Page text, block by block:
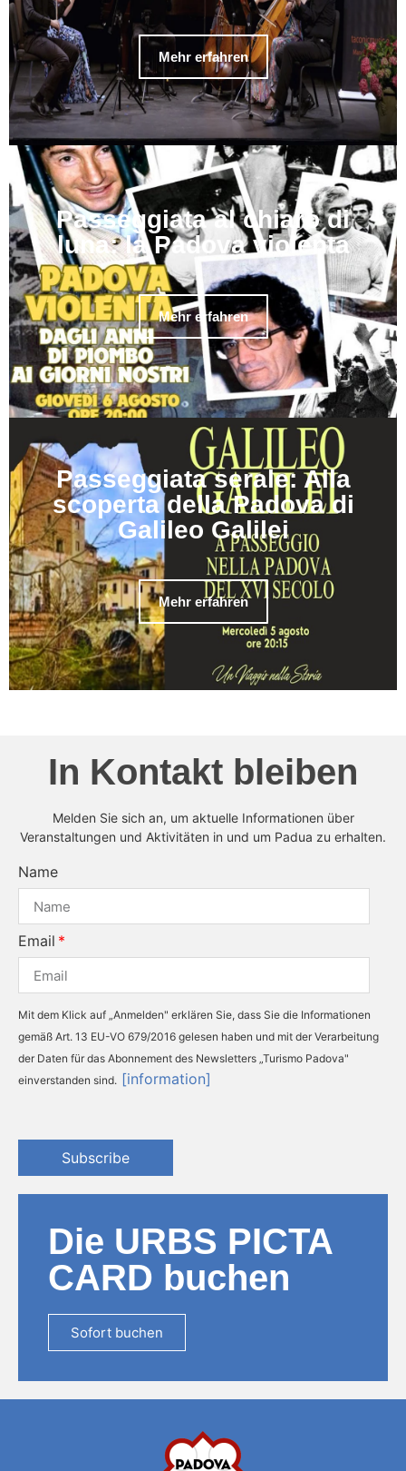
Mehr erfahren
Passeggiata al chiaro di
luna: la Padova violenta
Mehr erfahren
Passeggiata serale: Alla
scoperta della Padova di
Galileo Galilei
Mehr erfahren
In Kontakt bleiben
Melden Sie sich an, um aktuelle Informationen über
Veranstaltungen und Aktivitäten in und um Padua zu erhalten.
Name
Email
Mit dem Klick auf „Anmelden" erklären Sie, dass Sie die Informationen
gemäß Art. 13 EU-VO 679/2016 gelesen haben und mit der Verarbeitung
der Daten für das Abonnement des Newsletters „Turismo Padova"
einverstanden sind. [information]
Subscribe
Die URBS PICTA
CARD buchen
Sofort buchen